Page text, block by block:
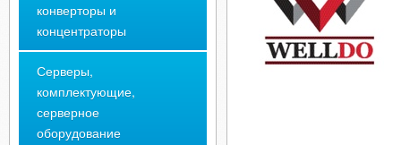
конверторы и
концентраторы
Серверы,
комплектующие,
серверное
оборудование